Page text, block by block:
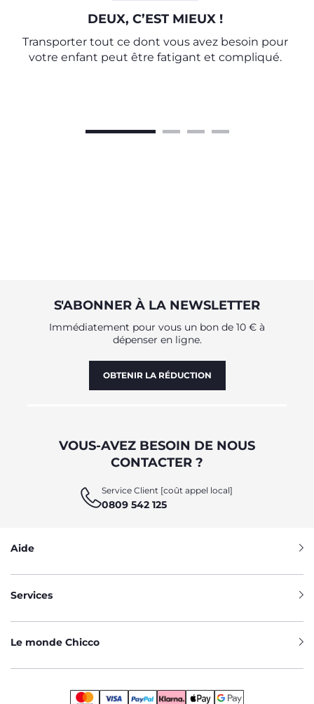
DEUX, C’EST MIEUX !
Transporter tout ce dont vous avez besoin pour
votre enfant peut être fatigant et compliqué.
S'ABONNER À LA NEWSLETTER
Immédiatement pour vous un bon de 10 € à
dépenser en ligne.
OBTENIR LA RÉDUCTION
VOUS-AVEZ BESOIN DE NOUS
CONTACTER ?
Service Client [coût appel local]
0809 542 125
Aide
Services
Le monde Chicco